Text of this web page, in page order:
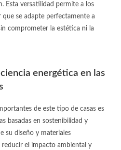
Esta versatilidad permite a los
se adapte perfectamente a
comprometer la estética ni la
energética en las
de este tipo de casas es
basadas en sostenibilidad y
su diseño y materiales
el impacto ambiental y